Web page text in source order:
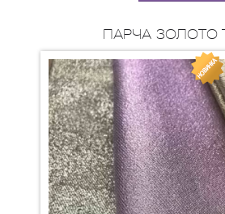
ПАРЧА ЗОЛОТО